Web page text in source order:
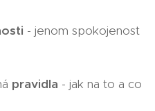
- jenom spokojenost
pravidla - jak na to a co